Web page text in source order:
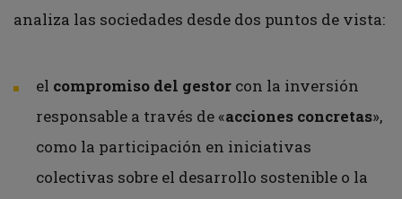
analiza las sociedades desde dos puntos de vista:
el compromiso del gestor con la inversión
responsable a través de «acciones concretas»,
como la participación en iniciativas
colectivas sobre el desarrollo sostenible o la